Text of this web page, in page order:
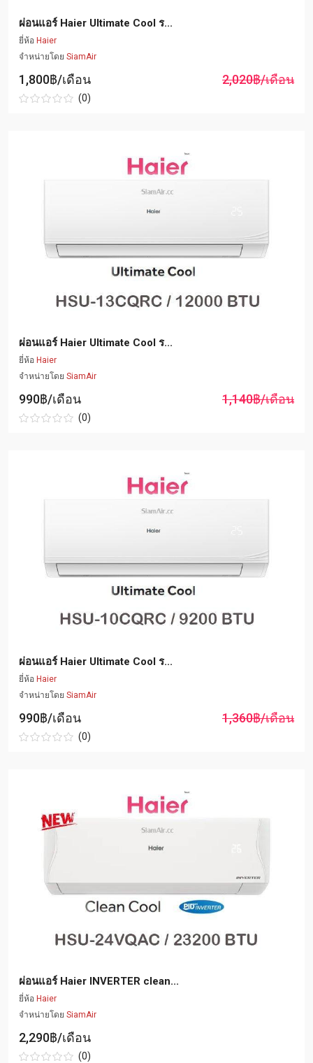
ผ่อนแอร์ Haier Ultimate Cool ร...
ยี่ห้อ Haier
จำหน่ายโดย SiamAir
1,800฿/เดือน 2,020฿/เดือน
(0)
ผ่อนแอร์ Haier Ultimate Cool ร...
ยี่ห้อ Haier
จำหน่ายโดย SiamAir
990฿/เดือน 1,140฿/เดือน
(0)
ผ่อนแอร์ Haier Ultimate Cool ร...
ยี่ห้อ Haier
จำหน่ายโดย SiamAir
990฿/เดือน 1,360฿/เดือน
(0)
ผ่อนแอร์ Haier INVERTER clean...
ยี่ห้อ Haier
จำหน่ายโดย SiamAir
2,290฿/เดือน
(0)